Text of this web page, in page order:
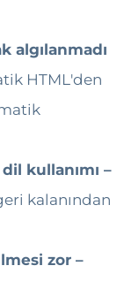
algılanmadı
HTML'den
kullanımı –
kalanından
zor –